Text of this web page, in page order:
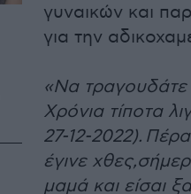
γυναικών και
για την
«Να
Χρόνια τίποτα
27-12-2022).
έγινε
μαμά και είσαι